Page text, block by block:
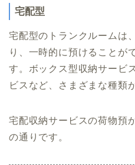
宅配型
宅配型のトランクルームは
り、一時的に預けることが
す。ボックス型収納サービ
ビスなど、さまざまな種類
宅配収納サービスの荷物預
の通りです。